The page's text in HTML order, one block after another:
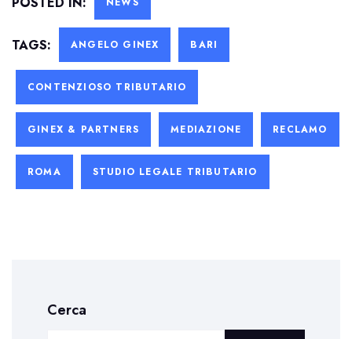
TAGS: ANGELO GINEX BARI
CONTENZIOSO TRIBUTARIO
GINEX & PARTNERS MEDIAZIONE RECLAMO
ROMA STUDIO LEGALE TRIBUTARIO
Cerca